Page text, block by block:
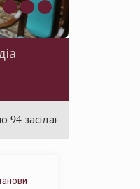
та ухвалено 85 актів